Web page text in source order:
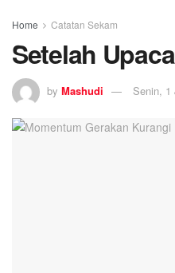
Home Catatan Sekam
Setelah
by Mashudi Senin, 1